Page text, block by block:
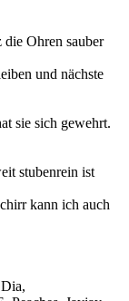
Ohren sauber
und nächste
sie sich gewehrt.
stubenrein ist
kann ich auch
Dia,